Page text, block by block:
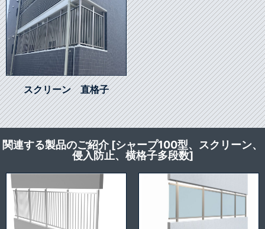
スクリーン 直格子
関連する製品のご紹介 [シャープ100型、スクリーン、
侵入防止、横格子多段数]